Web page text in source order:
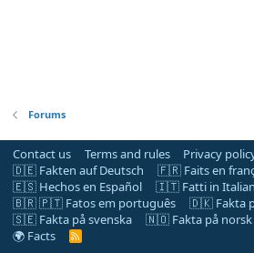
Forums
Contact us Terms and rules Privacy
🇩🇪 Fakten auf Deutsch
🇫🇷 Faits en
🇪🇸 Hechos en Español
🇮🇹 Fatti in
🇧🇷 🇵🇹 Fatos em português
🇩🇰 Fakta
🇸🇪 Fakta på svenska
🇳🇴 Fakta på norsk
🌍 Facts
R